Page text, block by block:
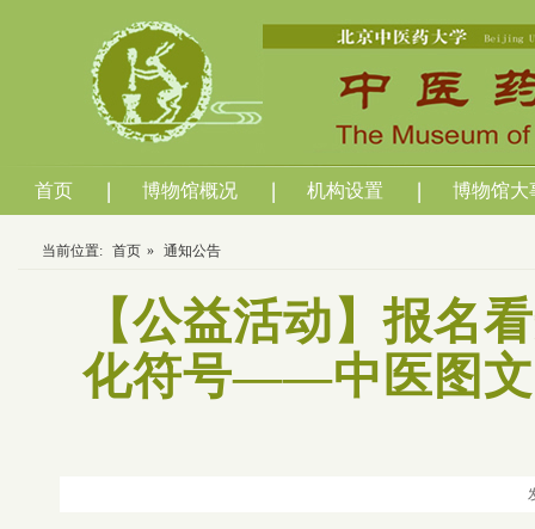
首页 博物馆概况 机构设置 博物馆大
当前位置: 首页 » 通知公告
【公益活动】报名
化符号——中医图文